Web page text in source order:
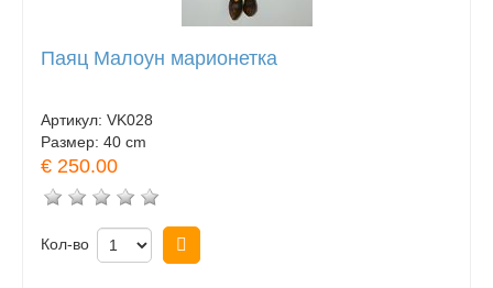
Паяц Малоун марионетка
Артикул: VK028
Размер: 40 cm
€ 250.00
Кол-во